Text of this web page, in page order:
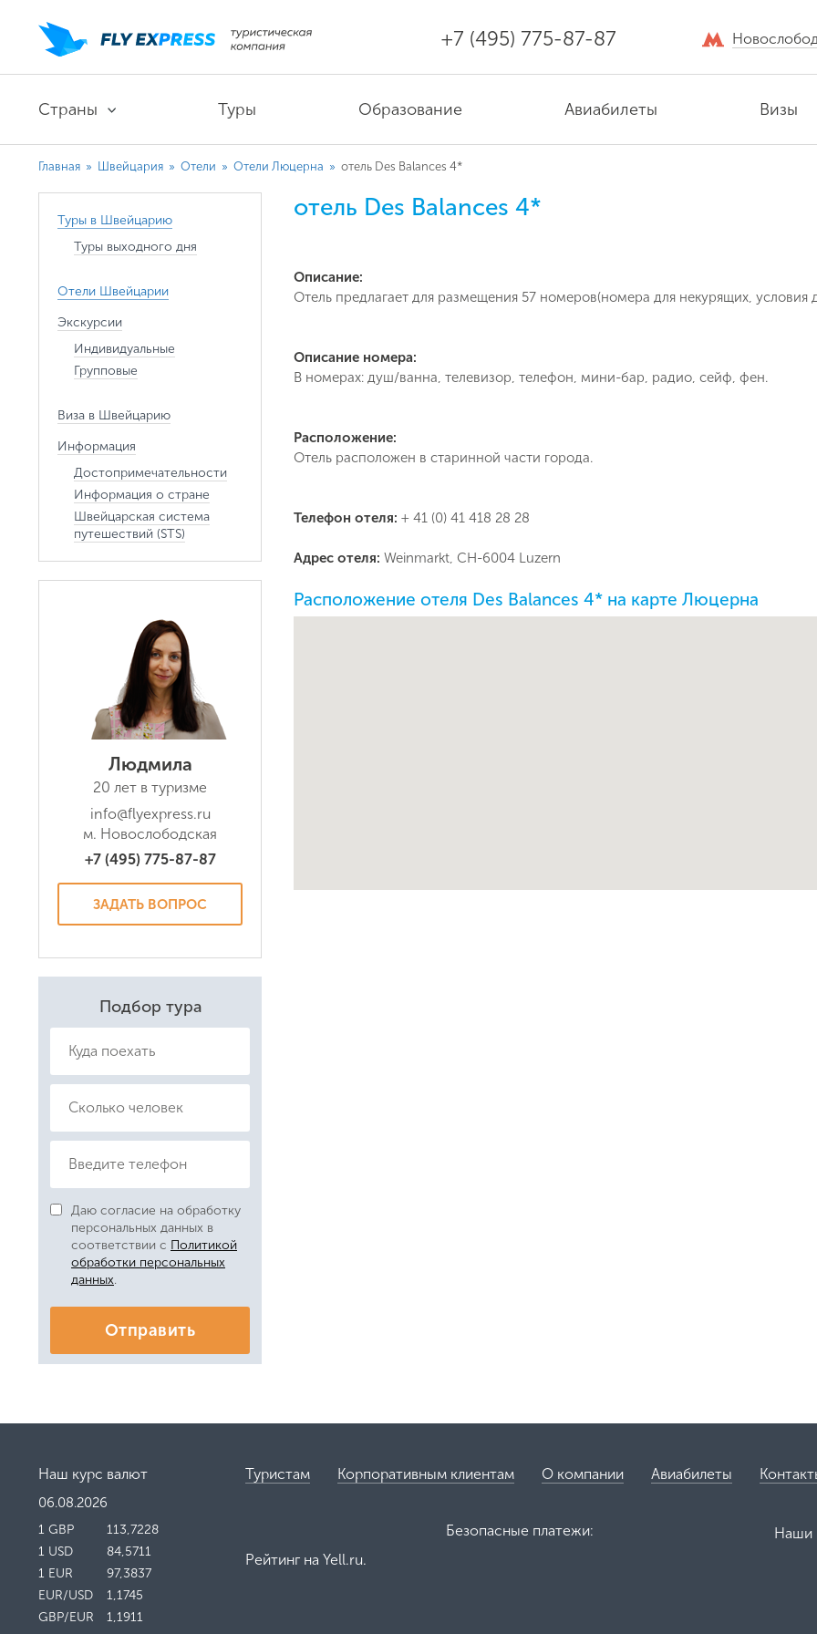
+7 (495) 775-87-87
Страны Туры Образование Авиабилеты Визы
Главная » Швейцария » Отели » Отели Люцерна » отель Des Balances 4*
Туры в Швейцарию
Туры выходного дня
Отели Швейцарии
Экскурсии
Индивидуальные
Групповые
Виза в Швейцарию
Информация
Достопримечательности
Информация о стране
Швейцарская система
путешествий (STS)
Людмила
20 лет в туризме
info@flyexpress.ru
м. Новослободская
+7 (495) 775-87-87
ЗАДАТЬ ВОПРОС
Подбор тура
Даю согласие на обработку
персональных данных в
соответствии с Политикой
обработки персональных
данных.
Отправить
отель Des Balances 4*
Описание:
Отель предлагает для размещения 57 номеров(номера для некурящих, условия
Описание номера:
В номерах: душ/ванна, телевизор, телефон, мини-бар, радио, сейф, фен.
Расположение:
Отель расположен в старинной части города.
Телефон отеля: + 41 (0) 41 418 28 28
Адрес отеля: Weinmarkt, CH-6004 Luzern
Расположение отеля Des Balances 4* на карте Люцерна
Наш курс валют
06.08.2026
1 GBP
113,7228
1 USD
84,5711
1 EUR
97,3837
EUR/USD
1,1745
GBP/EUR
1,1911
Туристам Корпоративным клиентам О компании Авиабилеты
Рейтинг на Yell.ru.
Безопасные платежи: Наши